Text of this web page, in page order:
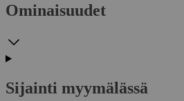
Ominaisuudet
Sijainti myymälässä